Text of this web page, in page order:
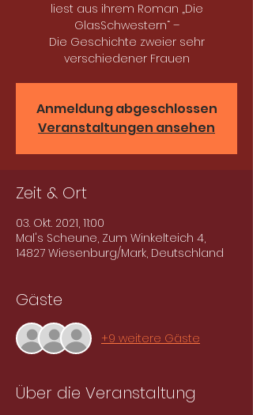
liest aus ihrem Roman „Die
GlasSchwestern“ –
Die Geschichte zweier sehr
verschiedener Frauen
Anmeldung abgeschlossen
Veranstaltungen ansehen
Zeit & Ort
03. Okt. 2021, 11:00
Mal's Scheune, Zum Winkelteich 4,
14827 Wiesenburg/Mark, Deutschland
Gäste
+9 weitere Gäste
Über die Veranstaltung